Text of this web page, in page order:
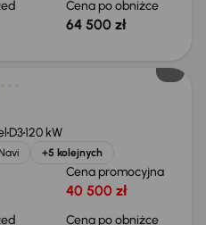
Cena po obniżce
64 500 zł
D3120 kW
+5 kolejnych
Cena promocyjna
40 500 zł
Cena po obniżce